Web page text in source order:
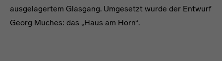
ausgelagertem Glasgang. Umgesetzt wurde der Entwurf
Georg Muches: das „Haus am Horn“.